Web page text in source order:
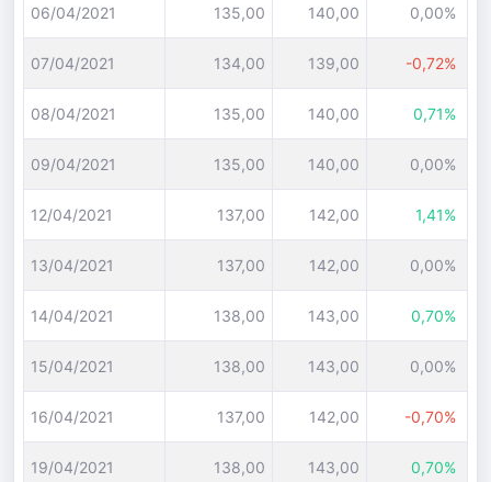
06/04/2021 135,00 140,00 0,00%
07/04/2021 134,00 139,00 -0,72%
08/04/2021 135,00 140,00 0,71%
09/04/2021 135,00 140,00 0,00%
12/04/2021 137,00 142,00 1,41%
13/04/2021 137,00 142,00 0,00%
14/04/2021 138,00 143,00 0,70%
15/04/2021 138,00 143,00 0,00%
16/04/2021 137,00 142,00 -0,70%
19/04/2021 138,00 143,00 0,70%